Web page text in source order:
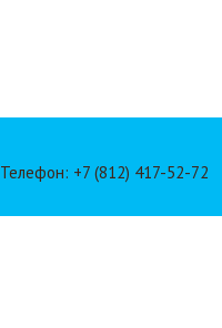
Телефон: +7 (812) 417-52-72